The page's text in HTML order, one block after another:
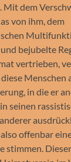
Mit dem
von ihm, dem
bejubelte
vertrieben,
Menschen
in die er
seinen
offenbar
stimmen.